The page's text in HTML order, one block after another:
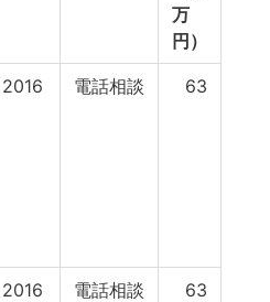
万
円）
2016 電話相談 63
2016 電話相談 63